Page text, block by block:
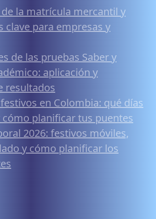
la matrícula mercantil y
clave para empresas y
de las pruebas Saber y
aplicación y
resultados
en Colombia: qué días
cómo planificar tus puentes
2026: festivos móviles,
y cómo planificar los